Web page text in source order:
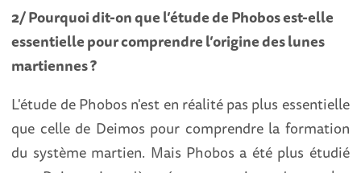
2/ Pourquoi dit-on que l’étude de Phobos est-elle
essentielle pour comprendre l’origine des lunes
martiennes ?
L'étude de Phobos n'est en réalité pas plus essentielle
que celle de Deimos pour comprendre la formation
du système martien. Mais Phobos a été plus étudié